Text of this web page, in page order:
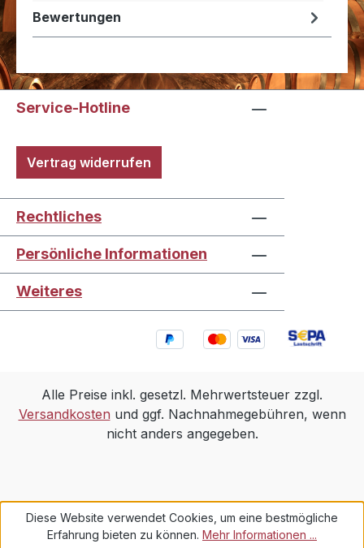
Bewertungen
Service-Hotline
Vertrag widerrufen
Rechtliches
Persönliche Informationen
Weiteres
Alle Preise inkl. gesetzl. Mehrwertsteuer zzgl.
Versandkosten und ggf. Nachnahmegebühren, wenn
nicht anders angegeben.
Diese Website verwendet Cookies, um eine bestmögliche
Erfahrung bieten zu können. Mehr Informationen ...